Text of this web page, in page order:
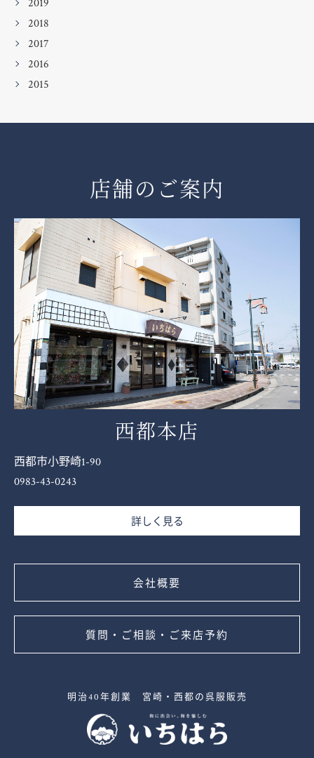
2019
2018
2017
2016
2015
店舗のご案内
西都本店
西都市小野崎1-90
0983-43-0243
詳しく見る
会社概要
質問・ご相談・ご来店予約
明治40年創業 宮崎・西都の呉服販売